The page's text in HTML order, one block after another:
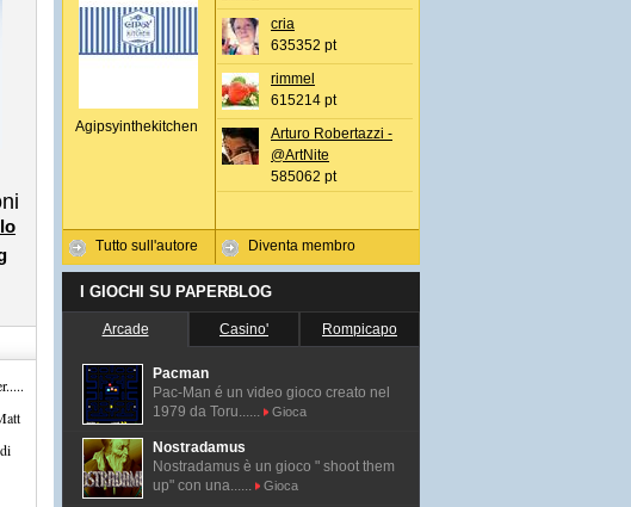
Agipsyinthekitchen
Tutto sull'autore
cria
635352 pt
rimmel
615214 pt
Arturo Robertazzi -
@ArtNite
585062 pt
Diventa membro
I GIOCHI SU PAPERBLOG
Arcade Casino' Rompicapo
Pacman
Pac-Man é un video gioco creato nel
1979 da Toru......
Gioca
Nostradamus
Nostradamus è un gioco " shoot them
up" con una......
Gioca